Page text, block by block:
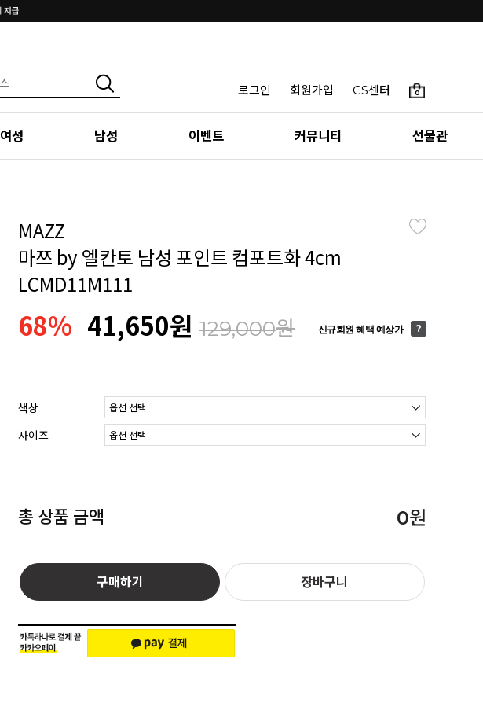
로그인 회원가입 CS센터 0
여성 남성 이벤트 커뮤니티 선물관
MAZZ
마쯔 by 엘칸토 남성 포인트 컴포트화 4cm
LCMD11M111
68% 41,650원 129,000원 신규회원 혜택 예상가
색상
사이즈
총 상품 금액 0원
구매하기 장바구니